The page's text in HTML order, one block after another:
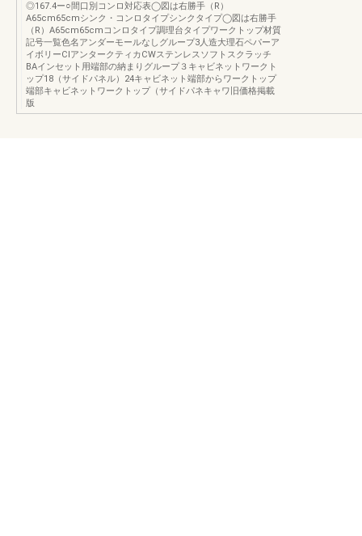
◎167.4ー○間口別コンロ対応表◯図は右勝手（R）
A65cm65cmシンク・コンロタイプシンクタイプ◯図は右勝手
（R）A65cm65cmコンロタイプ調理台タイプワークトップ材質
記号一覧色名アンダーモールなしグループ3人造大理石ペパーア
イボリーCⅠアンタークティカCWステンレスソフトスクラッチ
BAインセット用端部の納まりグループ３キャビネットワークト
ップ18（サイドパネル）24キャビネット端部からワークトップ
端部キャビネットワークトップ（サイドパネキャワ旧価格掲載
版